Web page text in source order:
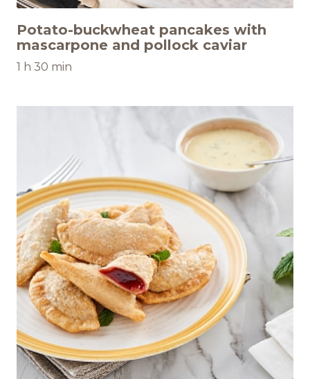
Potato-buckwheat pancakes with
mascarpone and pollock caviar
1 h 30 min